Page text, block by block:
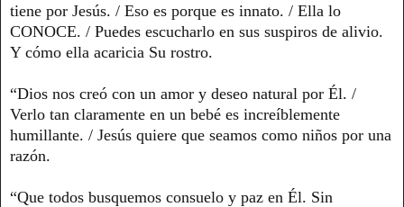
tiene por Jesús. / Eso es porque es innato. / Ella lo
CONOCE. / Puedes escucharlo en sus suspiros de alivio.
Y cómo ella acaricia Su rostro.
“Dios nos creó con un amor y deseo natural por Él. /
Verlo tan claramente en un bebé es increíblemente
humillante. / Jesús quiere que seamos como niños por una
razón.
“Que todos busquemos consuelo y paz en Él. Sin